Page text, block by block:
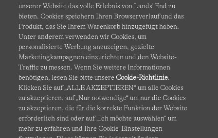
AGB Datenschutz & Sicherheit
Cookies Ich möchte auswählen Barrierefreiheit
Site Map Internationale Websites
Diese Website ist durch reCAPTCHA geschützt. Es gelten die
Datenschutzerklärung undNutzungsbedingungenvon
Google.
unserer Website das volle Erlebnis von Lands' End zu
bieten. Cookies speichern Ihren Browserverlauf und das
Produkt, das Sie Ihrem Warenkorb hinzugefügt haben.
Unter anderem verwenden wir Cookies, um
personalisierte Werbung anzuzeigen, gezielte
Marketingkampagnen einzurichten und den Website-
Traffic zu messen. Wenn Sie weitere Informationen
benötigen, lesen Sie bitte unsereCookie-Richtlinie.
Klicken Sie auf „ALLE AKZEPTIEREN“ um alle Cookies
zu akzeptieren, auf „Nur notwendige“ um nur die Cookies
zu akzeptieren, die für die korrekte Funktion der Website
erforderlich sind oder auf „Ich möchte auswählen“ um
mehr zu erfahren und Ihre Cookie-Einstellungen